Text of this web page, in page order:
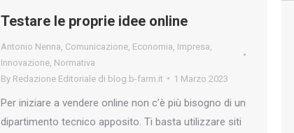
Testare le proprie idee online
Antonio Nenna Comunicazione Economia Impresa
Innovazione Normativa
By Redazione Editoriale di blog.b-farm.it 1 Marzo 2023
Per iniziare a vendere online non c’è più bisogno di un
dipartimento tecnico apposito. Ti basta utilizzare siti